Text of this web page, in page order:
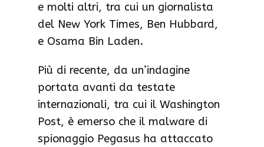
e molti altri, tra cui un giornalista
del New York Times, Ben Hubbard,
e Osama Bin Laden.
Più di recente, da un’indagine
portata avanti da testate
internazionali, tra cui il Washington
Post, è emerso che il malware di
spionaggio Pegasus ha attaccato